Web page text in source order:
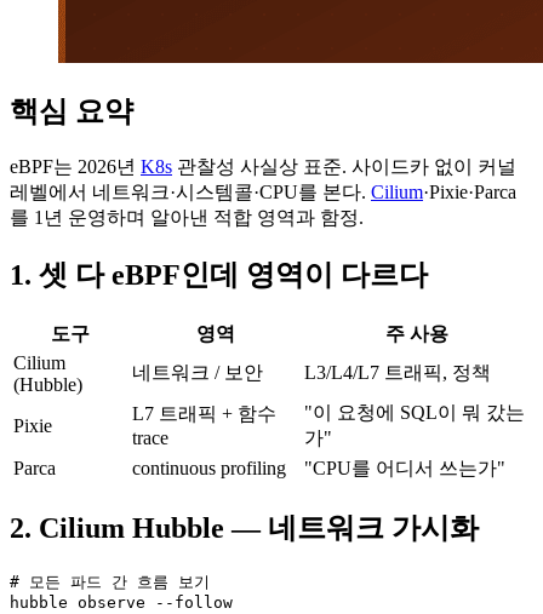
핵심 요약
eBPF는 2026년 K8s 관찰성 사실상 표준. 사이드카 없이 커널
레벨에서 네트워크·시스템콜·CPU를 본다. Cilium·Pixie·Parca
를 1년 운영하며 알아낸 적합 영역과 함정.
1. 셋 다 eBPF인데 영역이 다르다
도구 영역
주 사용
Cilium
(Hubble)
네트워크 / 보안 L3/L4/L7 트래픽, 정책
Pixie
L7 트래픽 + 함수
trace
"이 요청에 SQL이 뭐 갔는
가"
Parca
continuous profiling "CPU를 어디서 쓰는가"
2. Cilium Hubble — 네트워크 가시화
# 모든 파드 간 흐름 보기
hubble observe --follow